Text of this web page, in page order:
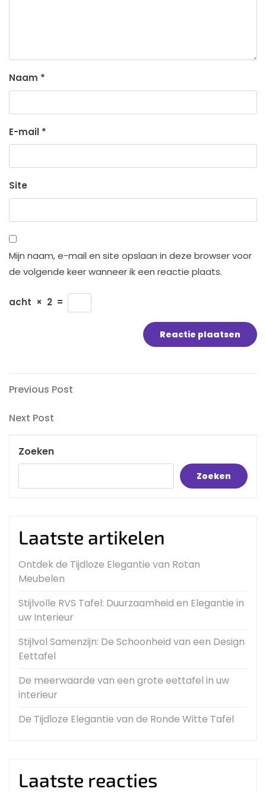
Naam *
E-mail *
Site
Mijn naam, e-mail en site opslaan in deze browser voor
de volgende keer wanneer ik een reactie plaats.
acht × 2 =
Bericht
navigatie
Previous
Previous Post
Next
Next Post
Zoeken
Zoeken
Laatste artikelen
Ontdek de Tijdloze Elegantie van Rotan
Meubelen
Stijlvolle RVS Tafel: Duurzaamheid en Elegantie in
uw Interieur
Stijlvol Samenzijn: De Schoonheid van een Design
Eettafel
De meerwaarde van een grote eettafel in uw
interieur
De Tijdloze Elegantie van de Ronde Witte Tafel
Laatste reacties